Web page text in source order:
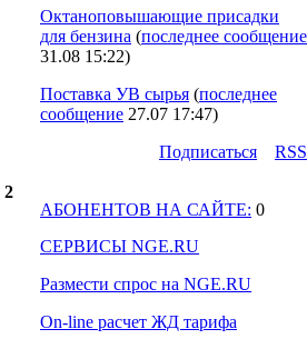
2
Октаноповышающие присадки
для бензина (последнее сообщение
31.08 15:22)
Поставка УВ сырья (последнее
сообщение 27.07 17:47)
Подпиcаться
RSS
АБОНЕНТОВ НА САЙТЕ: 0
СЕРВИСЫ NGE.RU
Размести спрос на NGE.RU
On-line расчет ЖД тарифа